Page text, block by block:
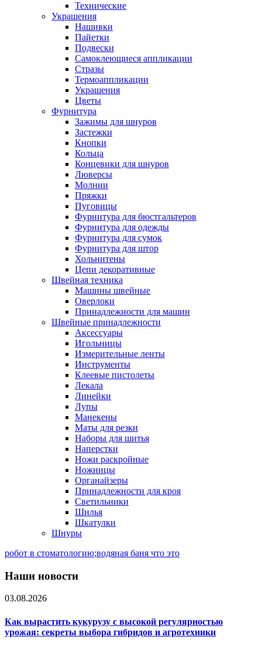
Технические
Украшения
Нашивки
Пайетки
Подвески
Самоклеющиеся аппликации
Стразы
Термоаппликации
Украшения
Цветы
Фурнитура
Зажимы для шнуров
Застежки
Кнопки
Кольца
Концевики для шнуров
Люверсы
Молнии
Пряжки
Пуговицы
Фурнитура для бюстгальтеров
Фурнитура для одежды
Фурнитура для сумок
Фурнитура для штор
Хольнитены
Цепи декоративные
Швейная техника
Машины швейные
Оверлоки
Принадлежности для машин
Швейные принадлежности
Аксессуары
Игольницы
Измерительные ленты
Инструменты
Клеевые пистолеты
Лекала
Линейки
Лупы
Манекены
Маты для резки
Наборы для шитья
Наперстки
Ножи раскройные
Ножницы
Органайзеры
Принадлежности для кроя
Светильники
Шилья
Шкатулки
Шнуры
робот в стоматологию;водяная баня что это
Наши новости
03.08.2026
Как вырастить кукурузу с высокой регулярностью
урожая: секреты выбора гибридов и агротехники